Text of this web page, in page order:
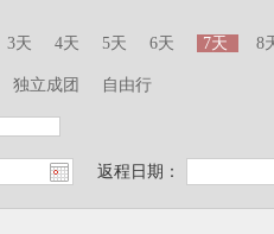
3天 4天 5天 6天 7天 8
独立成团 自由行
返程日期：